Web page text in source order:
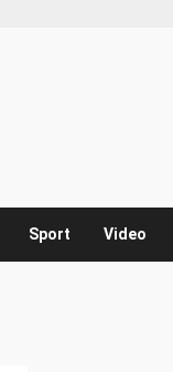
Sport Video